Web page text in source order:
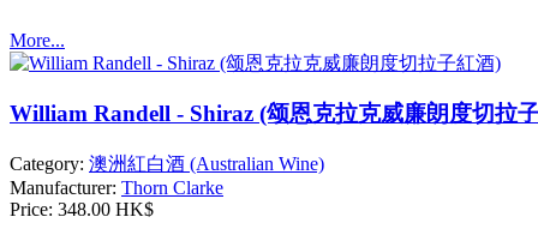
More...
William Randell - Shiraz (颂恩克拉克威廉朗度切拉
Category: 澳洲紅白酒 (Australian Wine)
Manufacturer: Thorn Clarke
Price: 348.00 HK$